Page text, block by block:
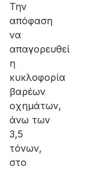
Την
απόφαση
να
απαγορευθεί
η
κυκλοφορία
βαρέων
οχημάτων,
άνω των
3,5
τόνων,
στο